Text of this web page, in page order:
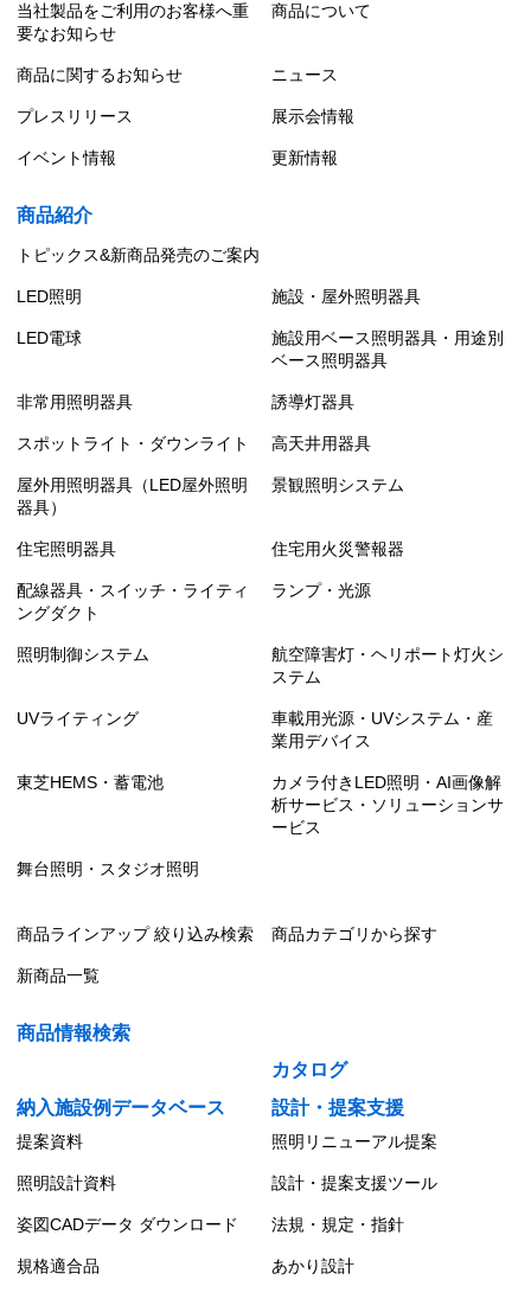
当社製品をご利用のお客様へ重
要なお知らせ
商品について
商品に関するお知らせ ニュース
プレスリリース 展示会情報
イベント情報 更新情報
商品紹介
トピックス&新商品発売のご案内
LED照明 施設・屋外照明器具
LED電球
施設用ベース照明器具・用途別
ベース照明器具
非常用照明器具 誘導灯器具
スポットライト・ダウンライト 高天井用器具
屋外用照明器具（LED屋外照明
器具）
景観照明システム
住宅照明器具 住宅用火災警報器
配線器具・スイッチ・ライティ
ングダクト
ランプ・光源
照明制御システム
航空障害灯・ヘリポート灯火シ
ステム
UVライティング
車載用光源・UVシステム・産
業用デバイス
東芝HEMS・蓄電池
カメラ付きLED照明・AI画像解
析サービス・ソリューションサ
ービス
舞台照明・スタジオ照明
商品ラインアップ 絞り込み検索 商品カテゴリから探す
新商品一覧
商品情報検索
カタログ
納入施設例データベース
設計・提案支援
提案資料 照明リニューアル提案
照明設計資料 設計・提案支援ツール
姿図CADデータ ダウンロード 法規・規定・指針
規格適合品 あかり設計